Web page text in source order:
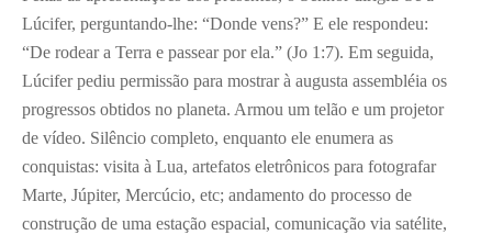
Lúcifer, perguntando-lhe: “Donde vens?” E ele respondeu:
“De rodear a Terra e passear por ela.” (Jo 1:7). Em seguida,
Lúcifer pediu permissão para mostrar à augusta assembléia os
progressos obtidos no planeta. Armou um telão e um projetor
de vídeo. Silêncio completo, enquanto ele enumera as
conquistas: visita à Lua, artefatos eletrônicos para fotografar
Marte, Júpiter, Mercúcio, etc; andamento do processo de
construção de uma estação espacial, comunicação via satélite,